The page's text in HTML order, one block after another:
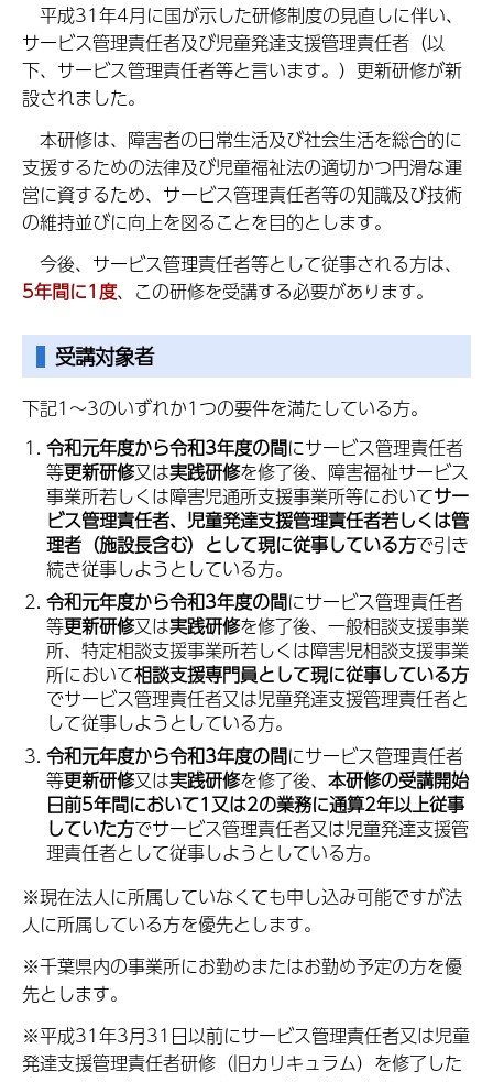
平成31年4月に国が示した研修制度の見直しに伴い、
サービス管理責任者及び児童発達支援管理責任者（以
下、サービス管理責任者等と言います。）更新研修が新
設されました。
本研修は、障害者の日常生活及び社会生活を総合的に
支援するための法律及び児童福祉法の適切かつ円滑な運
営に資するため、サービス管理責任者等の知識及び技術
の維持並びに向上を図ることを目的とします。
今後、サービス管理責任者等として従事される方は、
5年間に1度、この研修を受講する必要があります。
受講対象者
下記1～3のいずれか1つの要件を満たしている方。
令和元年度から令和3年度の間にサービス管理責任者
等更新研修又は実践研修を修了後、障害福祉サービス
事業所若しくは障害児通所支援事業所等においてサー
ビス管理責任者、児童発達支援管理責任者若しくは管
理者（施設長含む）として現に従事している方で引き
続き従事しようとしている方。
令和元年度から令和3年度の間にサービス管理責任者
等更新研修又は実践研修を修了後、一般相談支援事業
所、特定相談支援事業所若しくは障害児相談支援事業
所において相談支援専門員として現に従事している方
でサービス管理責任者又は児童発達支援管理責任者と
して従事しようとしている方。
令和元年度から令和3年度の間にサービス管理責任者
等更新研修又は実践研修を修了後、 本研修の受講開始
日前5年間において1又は2の業務に通算2年以上従事
していた方でサービス管理責任者又は児童発達支援管
理責任者として従事しようとしている方。
※現在法人に所属していなくても申し込み可能ですが法
人に所属している方を優先とします。
※千葉県内の事業所にお勤めまたはお勤め予定の方を優
先とします。
※平成31年3月31日以前にサービス管理責任者又は児童
発達支援管理責任者研修（旧カリキュラム）を修了した